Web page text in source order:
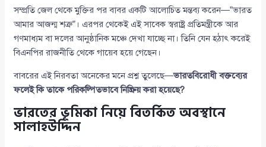
সম্প্রতি জেল থেকে মুক্তির পর বাবর একটি আলোচিত মন্তব্য করেন—”ভারত
আমার আজন্ম শত্রু”। এরপর থেকেই এই সাবেক স্বরাষ্ট্র প্রতিমন্ত্রীকে আর
গণমাধ্যম বা দলের আনুষ্ঠানিক মঞ্চে দেখা যাচ্ছে না। তিনি যেন হঠাৎ করেই
বিএনপির রাজনীতি থেকে গায়েব হয়ে গেছেন।
বাবরের এই নিরবতা অনেকের মনে প্রশ্ন তুলেছে—ভারতবিরোধী বক্তব্যের
ফলেই কি তাকে পরিকল্পিতভাবে নিষ্ক্রিয় করা হয়েছে?
ভারতের ভূমিকা নিয়ে বিতর্কিত অবস্থানে
সালাহউদ্দিন